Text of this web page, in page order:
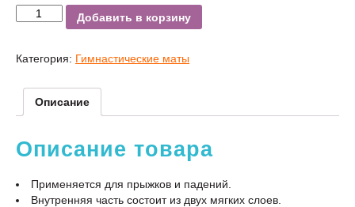
Добавить в корзину
Категория: Гимнастические маты
Описание
Описание товара
Применяется для прыжков и падений.
Внутренняя часть состоит из двух мягких слоев.